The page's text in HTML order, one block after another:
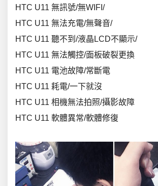
HTC U11 無訊號/無WIFI/
HTC U11 無法充電/無聲音/
HTC U11 聽不到/液晶LCD不顯示/
HTC U11 無法觸控/面板破裂更換
HTC U11 電池故障/常斷電
HTC U11 耗電/一下就沒
HTC U11 相機無法拍照/攝影故障
HTC U11 軟體異常/軟體修復